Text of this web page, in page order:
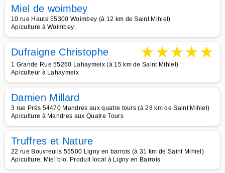
Miel de woimbey
10 rue Haute 55300 Woimbey (à 12 km de Saint Mihiel)
Apiculture à Woimbey
Dufraigne Christophe ★★★★★
1 Grande Rue 55260 Lahaymeix (à 15 km de Saint Mihiel)
Apiculteur à Lahaymeix
Damien Millard
3 rue Prés 54470 Mandres aux quatre tours (à 28 km de Saint Mihiel)
Apiculture à Mandres aux Quatre Tours
Truffres et Nature
22 rue Bouvreuils 55500 Ligny en barrois (à 31 km de Saint Mihiel)
Apiculture, Miel bio, Produit local à Ligny en Barrois